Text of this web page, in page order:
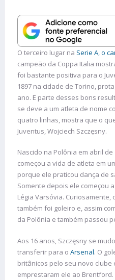
O terceiro lugar na Serie A, o
campeão da Coppa Italia
foi bastante positiva para o
1897 na cidade de Torino,
ano. E parte desses bons
se deve a um atleta de nome
quatro linhas, mostra que o
Juventus, Wojciech Szczęsny.
Nascido na Polônia em abril
começou a vida de atleta em
porque ele praticou dança de
Somente depois ele começou
Légia Varsóvia. Curiosamente,
também foi goleiro e, assim
da Polônia e também passou
Aos 16 anos, Szczęsny se
transferir para o Arsenal. O
britânicos pelo seu novo clube
emprestaram ele ao